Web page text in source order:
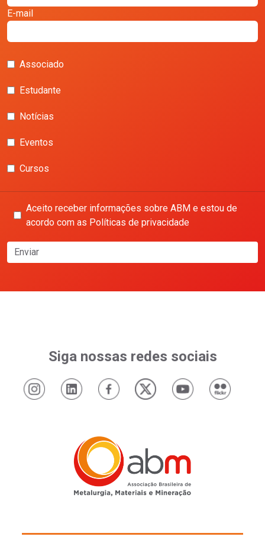
E-mail
Associado
Estudante
Notícias
Eventos
Cursos
Aceito receber informações sobre ABM e estou de
acordo com as Políticas de privacidade
Enviar
Siga nossas redes sociais